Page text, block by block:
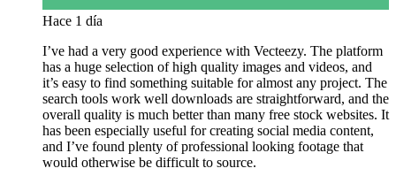
Hace 1 día
I’ve had a very good experience with Vecteezy. The platform
has a huge selection of high quality images and videos, and
it’s easy to find something suitable for almost any project. The
search tools work well downloads are straightforward, and the
overall quality is much better than many free stock websites. It
has been especially useful for creating social media content,
and I’ve found plenty of professional looking footage that
would otherwise be difficult to source.